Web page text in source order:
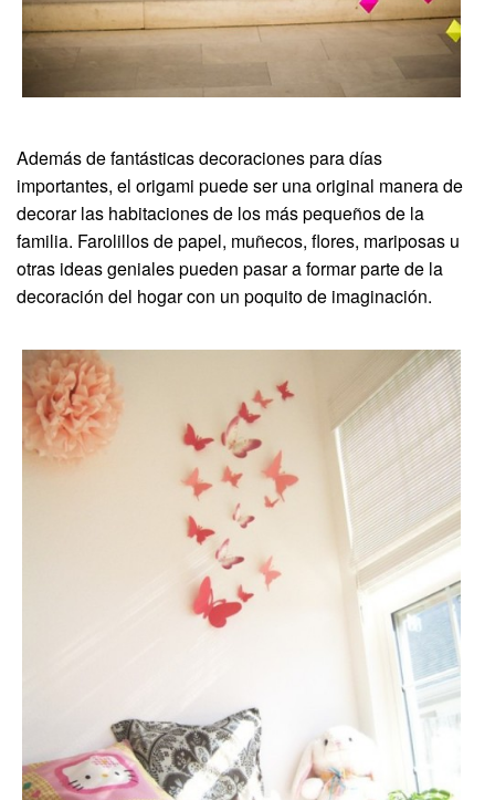
Además de fantásticas decoraciones para días
importantes, el origami puede ser una original manera de
decorar las habitaciones de los más pequeños de la
familia. Farolillos de papel, muñecos, flores, mariposas u
otras ideas geniales pueden pasar a formar parte de la
decoración del hogar con un poquito de imaginación.